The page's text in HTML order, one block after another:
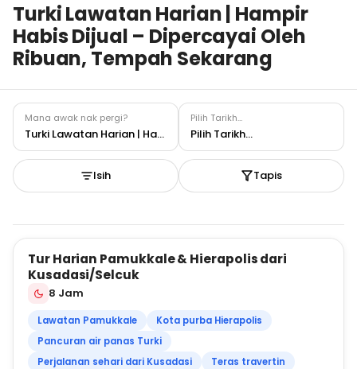
Turki Lawatan Harian | Hampir
Habis Dijual – Dipercayai Oleh
Ribuan, Tempah Sekarang
Mana awak nak pergi?
Turki Lawatan Harian | Hampir Habis Dijual – Dipercayai Oleh Ribuan, Tempah Sekarang
Pilih Tarikh...
Pilih Tarikh...
Isih Tapis
4
BEST SELLER
Tur Harian Pamukkale & Hierapolis dari
Kusadasi/Selcuk
8 Jam
Lawatan Pamukkale
Kota purba Hierapolis
Pancuran air panas Turki
Perjalanan sehari dari Kusadasi
Teras travertin